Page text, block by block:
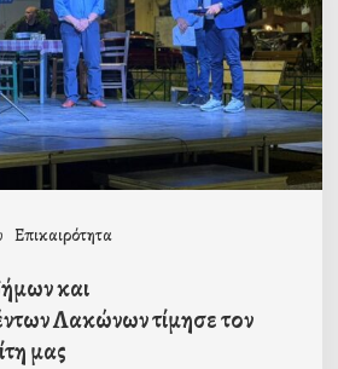
Επικαιρότητα
και
Λακώνων τίμησε τον
μας